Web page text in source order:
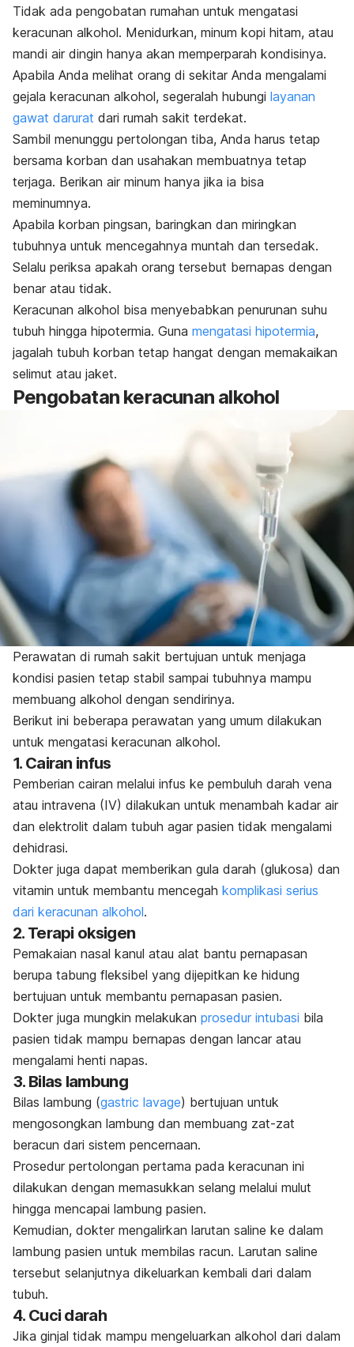
Tidak ada pengobatan rumahan untuk mengatasi
keracunan alkohol. Menidurkan, minum kopi hitam, atau
mandi air dingin hanya akan memperparah kondisinya.
Apabila Anda melihat orang di sekitar Anda mengalami
gejala keracunan alkohol, segeralah hubungi layanan
gawat darurat dari rumah sakit terdekat.
Sambil menunggu pertolongan tiba, Anda harus tetap
bersama korban dan usahakan membuatnya tetap
terjaga. Berikan air minum hanya jika ia bisa
meminumnya.
Apabila korban pingsan, baringkan dan miringkan
tubuhnya untuk mencegahnya muntah dan tersedak.
Selalu periksa apakah orang tersebut bernapas dengan
benar atau tidak.
Keracunan alkohol bisa menyebabkan penurunan suhu
tubuh hingga hipotermia. Guna mengatasi hipotermia,
jagalah tubuh korban tetap hangat dengan memakaikan
selimut atau jaket.
Pengobatan keracunan alkohol
Perawatan di rumah sakit bertujuan untuk menjaga
kondisi pasien tetap stabil sampai tubuhnya mampu
membuang alkohol dengan sendirinya.
Berikut ini beberapa perawatan yang umum dilakukan
untuk mengatasi keracunan alkohol.
1. Cairan infus
Pemberian cairan melalui infus ke pembuluh darah vena
atau intravena (IV) dilakukan untuk menambah kadar air
dan elektrolit dalam tubuh agar pasien tidak mengalami
dehidrasi.
Dokter juga dapat memberikan gula darah (glukosa) dan
vitamin untuk membantu mencegah komplikasi serius
dari keracunan alkohol.
2. Terapi oksigen
Pemakaian nasal kanul atau alat bantu pernapasan
berupa tabung fleksibel yang dijepitkan ke hidung
bertujuan untuk membantu pernapasan pasien.
Dokter juga mungkin melakukan prosedur intubasi bila
pasien tidak mampu bernapas dengan lancar atau
mengalami henti napas.
3. Bilas lambung
Bilas lambung (gastric lavage) bertujuan untuk
mengosongkan lambung dan membuang zat-zat
beracun dari sistem pencernaan.
Prosedur pertolongan pertama pada keracunan ini
dilakukan dengan memasukkan selang melalui mulut
hingga mencapai lambung pasien.
Kemudian, dokter mengalirkan larutan saline ke dalam
lambung pasien untuk membilas racun. Larutan saline
tersebut selanjutnya dikeluarkan kembali dari dalam
tubuh.
4. Cuci darah
Jika ginjal tidak mampu mengeluarkan alkohol dari dalam